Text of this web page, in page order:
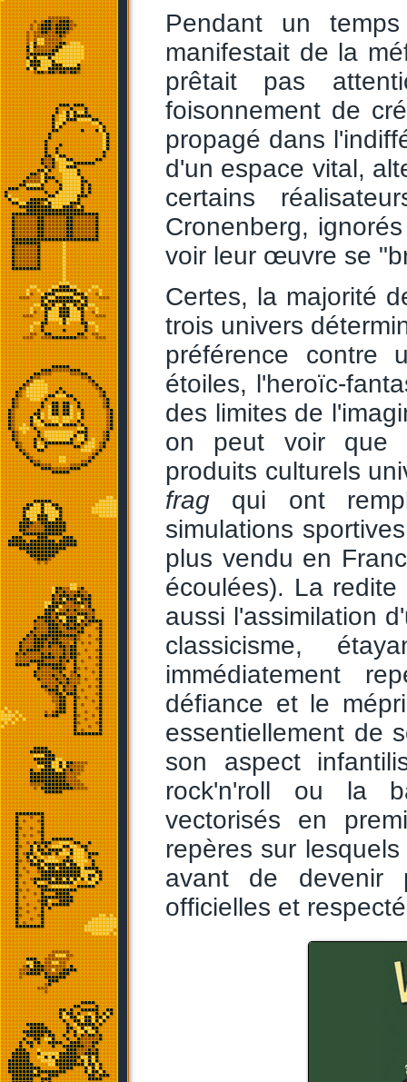
Pendant un
manifestait de la
prêtait pas
foisonnement de
propagé dans
d'un espace vital,
certains
Cronenberg,
voir leur œuvre se
Certes, la majorité
trois univers
préférence contre
étoiles, l'heroïc-
des limites de
on peut voir que
produits culturels
frag qui ont
simulations
plus vendu en
écoulées). La
aussi l'assimilation
classicisme,
immédiatement
défiance et le
essentiellement de
son aspect
rock'n'roll ou la
vectorisés en
repères sur
avant de devenir
officielles et